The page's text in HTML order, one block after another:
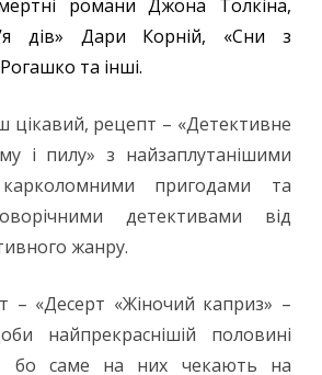
романи Джона Толкіна,
дів» Дари Корній, «Сни з
та інші.
цікавий, рецепт – «Детективне
і пилу» з найзаплутанішими
пригодами та
детективами від
жанру.
– «Десерт «Жіночий каприз» –
найпрекраснішій половині
бо саме на них чекають на